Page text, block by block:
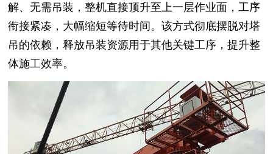
解、无需吊装，整机直接顶升至上一层作业面，工序
衔接紧凑，大幅缩短等待时间。该方式彻底摆脱对塔
吊的依赖，释放吊装资源用于其他关键工序，提升整
体施工效率。